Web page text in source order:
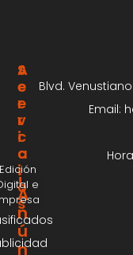
¡
A
n
ú
n
S
E
R
V
I
C
I
O
S
A
C
E
R
C
A
e
Blvd.
Email: